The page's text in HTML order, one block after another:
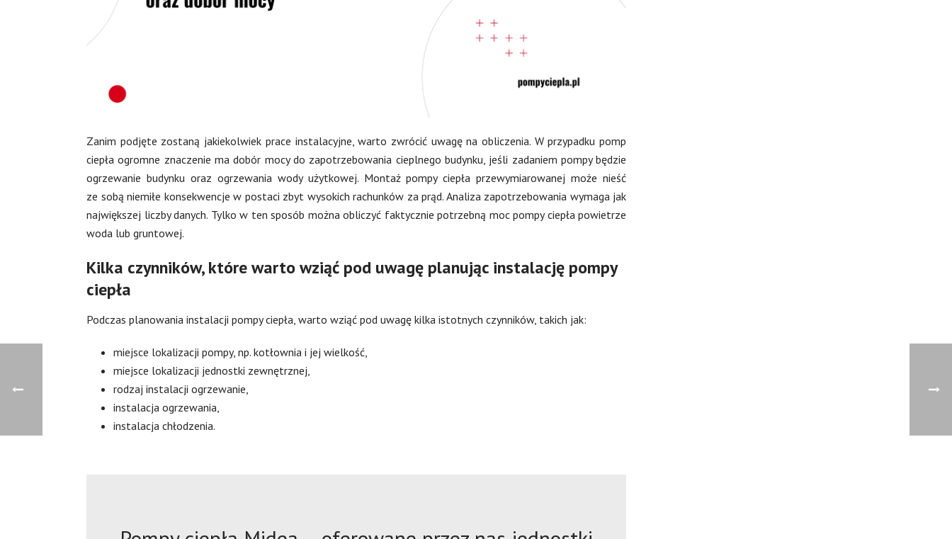
Zanim podjęte zostaną jakiekolwiek prace instalacyjne, warto zwrócić uwagę na obliczenia. W przypadku pomp
ciepła ogromne znaczenie ma dobór mocy do zapotrzebowania cieplnego budynku, jeśli zadaniem pompy będzie
ogrzewanie budynku oraz ogrzewania wody użytkowej. Montaż pompy ciepła przewymiarowanej może nieść
ze sobą niemiłe konsekwencje w postaci zbyt wysokich rachunków za prąd. Analiza zapotrzebowania wymaga jak
największej liczby danych. Tylko w ten sposób można obliczyć faktycznie potrzebną moc pompy ciepła powietrze
woda lub gruntowej.
Kilka czynników, które warto wziąć pod uwagę planując instalację pompy
ciepła
Podczas planowania instalacji pompy ciepła, warto wziąć pod uwagę kilka istotnych czynników, takich jak:
miejsce lokalizacji pompy, np. kotłownia i jej wielkość,
miejsce lokalizacji jednostki zewnętrznej,
rodzaj instalacji ogrzewanie,
instalacja ogrzewania,
instalacja chłodzenia.